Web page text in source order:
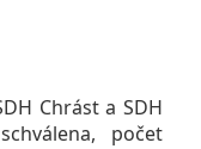
Chrást a SDH
počet